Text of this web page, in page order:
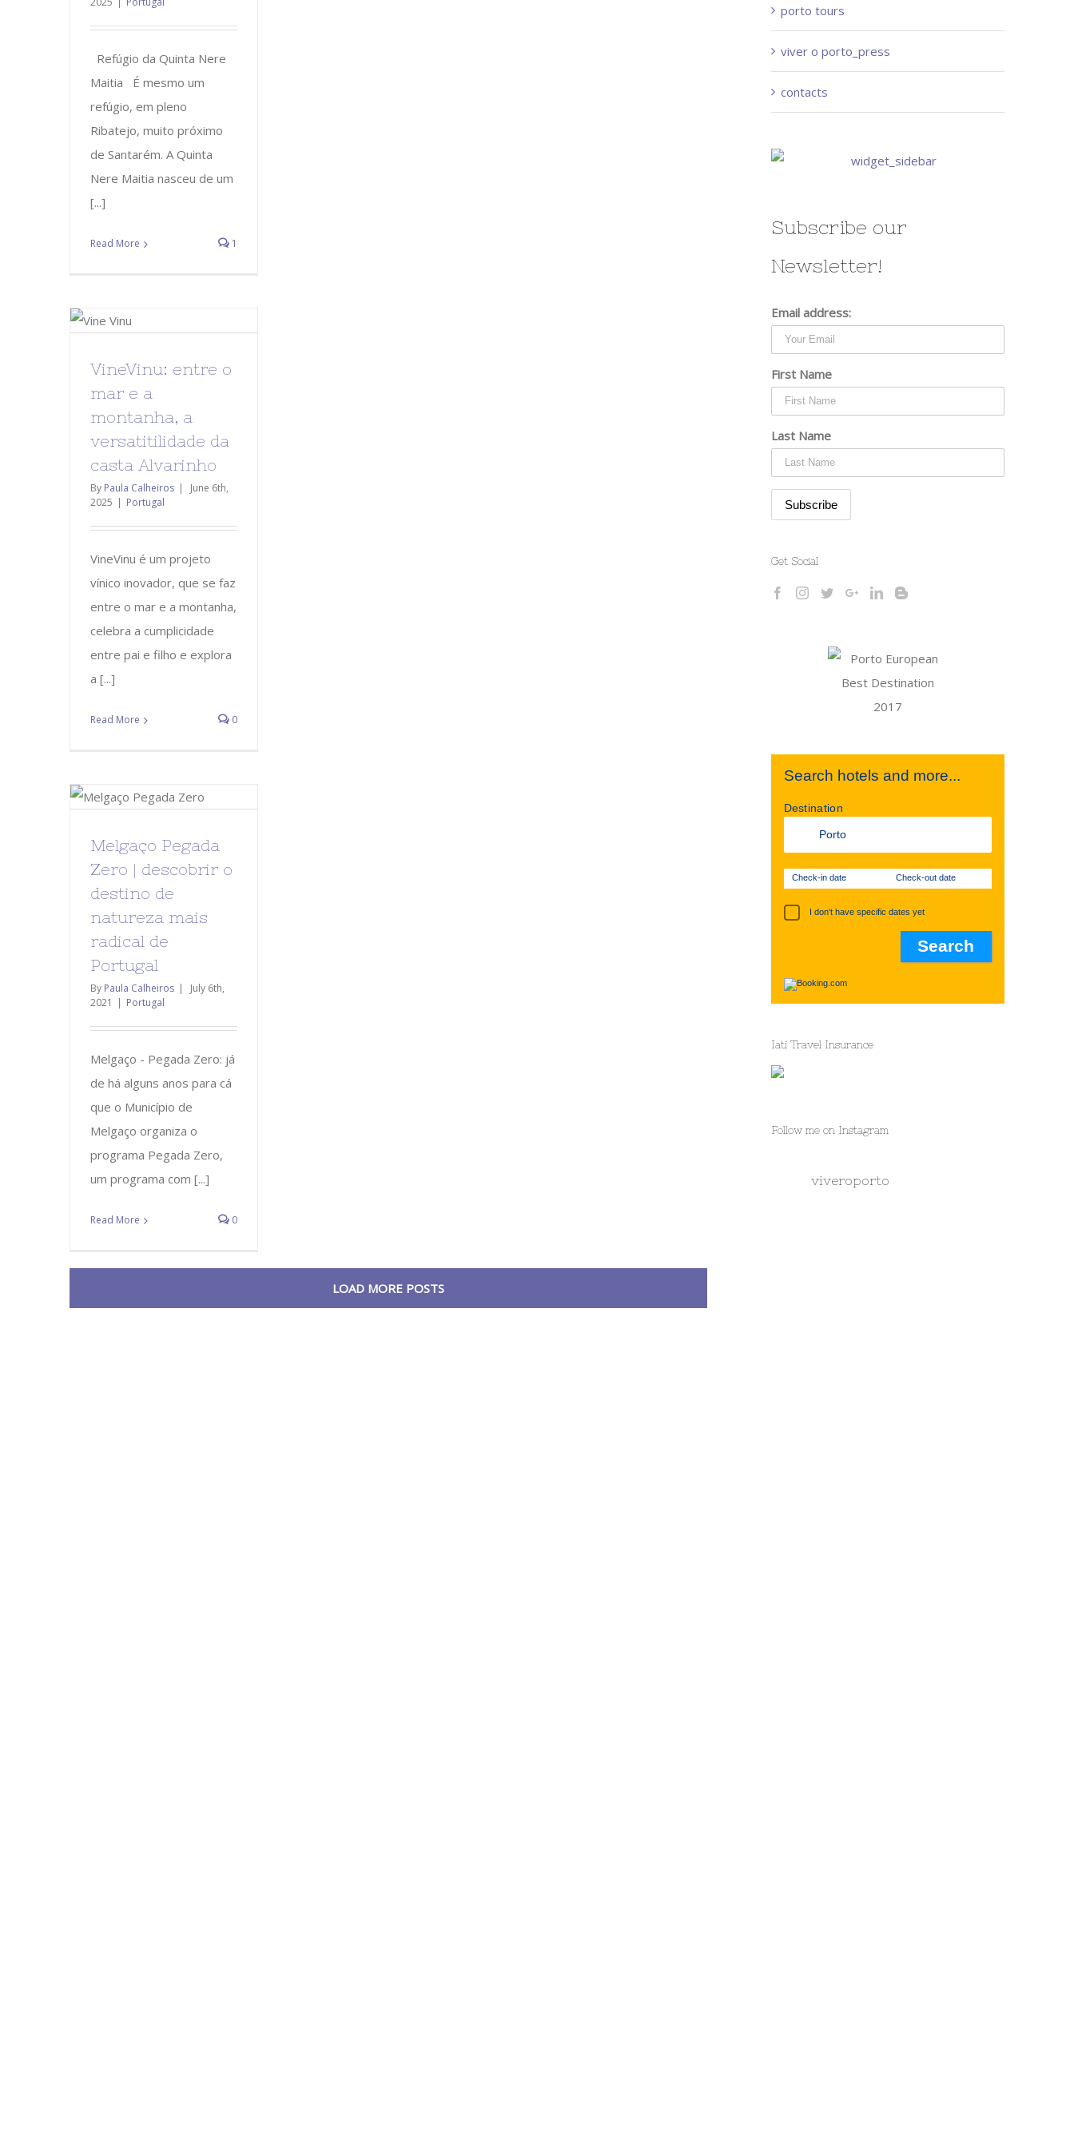
Refúgio da Quinta Nere
Maitia É mesmo um
refúgio, em pleno
Ribatejo, muito próximo
de Santarém. A Quinta
Nere Maitia nasceu de um
[...]
Read More 1
VineVinu: entre o
mar e a
montanha, a
versatitilidade da
casta Alvarinho
By Paula Calheiros |
June 6th,
2025 | Portugal
VineVinu é um projeto
vínico inovador, que se faz
entre o mar e a montanha,
celebra a cumplicidade
entre pai e filho e explora
a [...]
Read More 0
Melgaço Pegada
Zero | descobrir o
destino de
natureza mais
radical de
Portugal
By Paula Calheiros |
July 6th,
2021
| Portugal
Melgaço - Pegada Zero: já
de há alguns anos para cá
que o Município de
Melgaço organiza o
programa Pegada Zero,
um programa com [...]
Read More 0
LOAD MORE POSTS
porto tours
viver o porto_press
contacts
Subscribe our
Newsletter!
Email address:
First Name
Last Name
Get Social
Search hotels and more...
Destination
Check-in date Check-out date
I don't have specific dates yet
Iati Travel Insurance
Follow me on Instagram
viveroporto